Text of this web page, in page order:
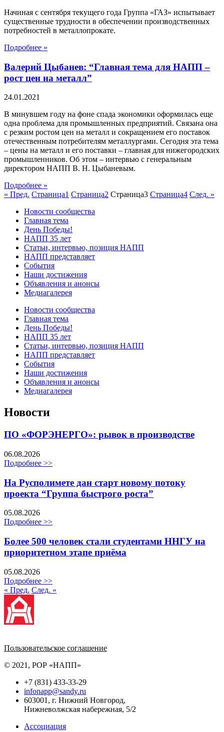
Начиная с сентября текущего года Группа «ГАЗ» испытывает
существенные трудности в обеспечении производственных
потребностей в металлопрокате.
Подробнее »
Валерий Цыбанев: “Главная тема для НАПП –
рост цен на металл”
24.01.2021
В минувшем году на фоне спада экономики оформилась еще
одна проблема для промышленных предприятий. Связана она
с резким ростом цен на металл и сокращением его поставок
отечественным потребителям металлургами. Сегодня эта тема
– цены на металл и его поставки – главная для нижегородских
промышленников. Об этом – интервью с генеральным
директором НАПП В. Н. Цыбаневым.
Подробнее »
« Пред. Страница1 Страница2 Страница3 Страница4 След. »
Новости сообщества
Главная тема
День Победы!
НАПП 35 лет
Статьи, интервью, позиция НАПП
НАПП представляет
События
Наши достижения
Объявления и анонсы
Медиагалерея
Новости сообщества
Главная тема
День Победы!
НАПП 35 лет
Статьи, интервью, позиция НАПП
НАПП представляет
События
Наши достижения
Объявления и анонсы
Медиагалерея
Новости
ПО «ФОРЭНЕРГО»: рывок в производстве
06.08.2026
Подробнее >>
На Русполимете дан старт новому потоку
проекта “Группа быстрого роста”
05.08.2026
Подробнее >>
Более 500 человек стали студентами ННГУ на
приоритетном этапе приёма
05.08.2026
Подробнее >>
« Пред. След. »
Пользовательское соглашение
© 2021, РОР «НАПП»
+7 (831) 433-33-29
infonapp@sandy.ru
603001, г. Нижний Новгород,
Нижневолжская набережная, 5/2
Ассоциация